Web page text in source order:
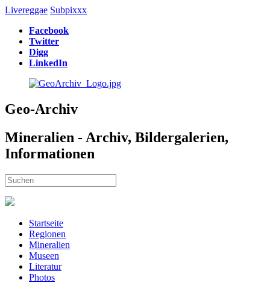
Livereggae Subpixxx
Facebook
Twitter
Digg
LinkedIn
Geo-Archiv
Mineralien - Archiv, Bildergalerien,
Informationen
Startseite
Regionen
Mineralien
Museen
Literatur
Photos